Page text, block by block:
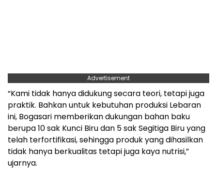
Advertisement
“Kami tidak hanya didukung secara teori, tetapi juga
praktik. Bahkan untuk kebutuhan produksi Lebaran
ini, Bogasari memberikan dukungan bahan baku
berupa 10 sak Kunci Biru dan 5 sak Segitiga Biru yang
telah terfortifikasi, sehingga produk yang dihasilkan
tidak hanya berkualitas tetapi juga kaya nutrisi,”
ujarnya.